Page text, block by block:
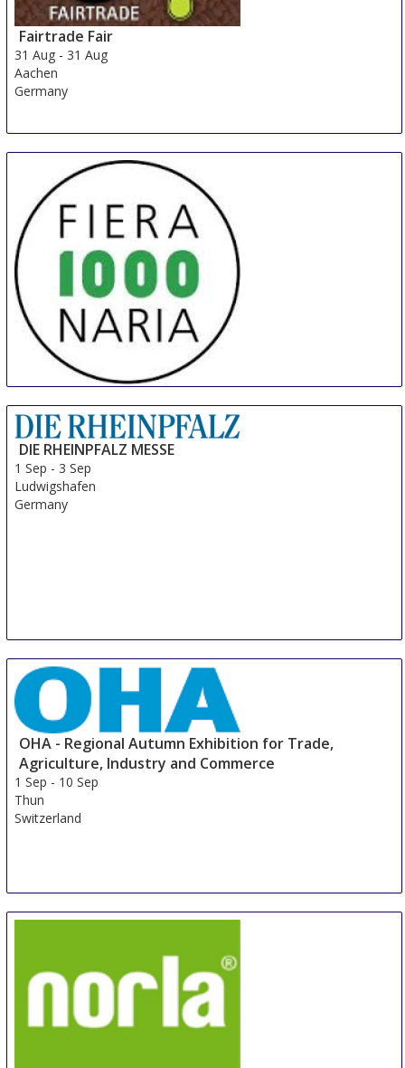
Fairtrade Fair
31 Aug - 31 Aug
Aachen
Germany
31 Aug- 8 Sep
Modena
Italy
DIE RHEINPFALZ MESSE
1 Sep - 3 Sep
Ludwigshafen
Germany
OHA - Regional Autumn Exhibition for Trade,
Agriculture, Industry and Commerce
1 Sep - 10 Sep
Thun
Switzerland